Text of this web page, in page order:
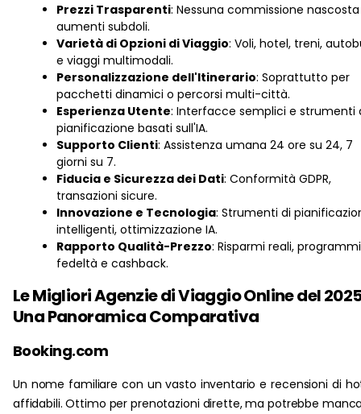
Prezzi Trasparenti: Nessuna commissione
aumenti subdoli.
Varietà di Opzioni di Viaggio: Voli, hotel, treni,
e viaggi multimodali.
Personalizzazione dell'Itinerario: Soprattutto per
pacchetti dinamici o percorsi multi-città.
Esperienza Utente: Interfacce semplici e strumenti
pianificazione basati sull'IA.
Supporto Clienti: Assistenza umana 24 ore su 24, 7
giorni su 7.
Fiducia e Sicurezza dei Dati: Conformità GDPR,
transazioni sicure.
Innovazione e Tecnologia: Strumenti di
intelligenti, ottimizzazione IA.
Rapporto Qualità-Prezzo: Risparmi reali, programmi
fedeltà e cashback.
Le Migliori Agenzie di Viaggio Online del
Una Panoramica Comparativa
Booking.com
Un nome familiare con un vasto inventario e recensioni di
affidabili. Ottimo per prenotazioni dirette, ma potrebbe